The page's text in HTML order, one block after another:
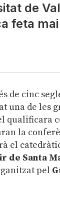
de
feta
de cinc
una de les
qualificara
la
el
de Santa
pel